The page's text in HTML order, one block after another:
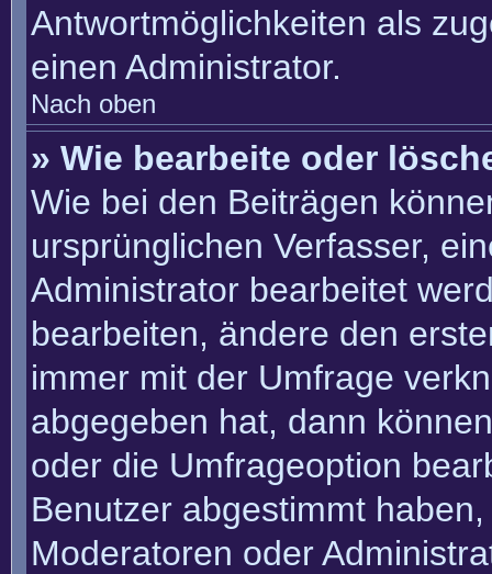
Antwortmöglichkeiten als
einen Administrator.
Nach oben
» Wie bearbeite oder
Wie bei den Beiträgen
ursprünglichen Verfasser,
Administrator bearbeitet
bearbeiten, ändere den
immer mit der Umfrage
abgegeben hat, dann
oder die Umfrageoption
Benutzer abgestimmt
Moderatoren oder